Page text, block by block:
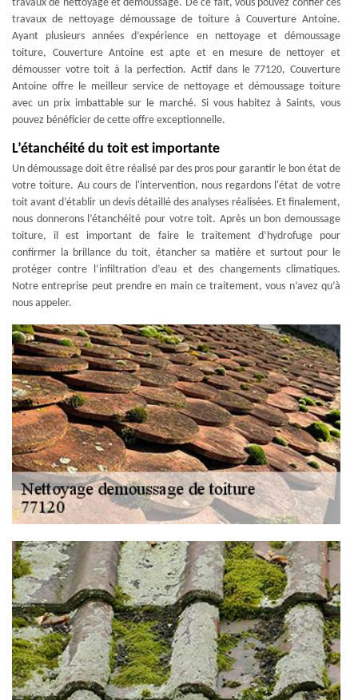
travaux de nettoyage et démoussage. De ce fait, vous pouvez confier ces
travaux de nettoyage démoussage de toiture à Couverture Antoine.
Ayant plusieurs années d’expérience en nettoyage et démoussage
toiture, Couverture Antoine est apte et en mesure de nettoyer et
démousser votre toit à la perfection. Actif dans le 77120, Couverture
Antoine offre le meilleur service de nettoyage et démoussage toiture
avec un prix imbattable sur le marché. Si vous habitez à Saints, vous
pouvez bénéficier de cette offre exceptionnelle.
L’étanchéité du toit est importante
Un démoussage doit être réalisé par des pros pour garantir le bon état de
votre toiture. Au cours de l'intervention, nous regardons l'état de votre
toit avant d’établir un devis détaillé des analyses réalisées. Et finalement,
nous donnerons l’étanchéité pour votre toit. Après un bon demoussage
toiture, il est important de faire le traitement d’hydrofuge pour
confirmer la brillance du toit, étancher sa matière et surtout pour le
protéger contre l’infiltration d’eau et des changements climatiques.
Notre entreprise peut prendre en main ce traitement, vous n’avez qu’à
nous appeler.